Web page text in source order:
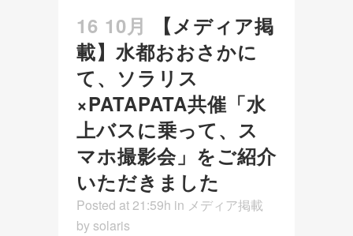
16 10月
【メディア掲
載】水都おおさかに
て、ソラリス
×PATAPATA共催「水
上バスに乗って、ス
マホ撮影会」をご紹介
いただきました
Posted at 21:59h in メディア掲載
by solaris